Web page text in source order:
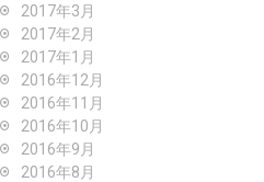
2017年3月
2017年2月
2017年1月
2016年12月
2016年11月
2016年10月
2016年9月
2016年8月